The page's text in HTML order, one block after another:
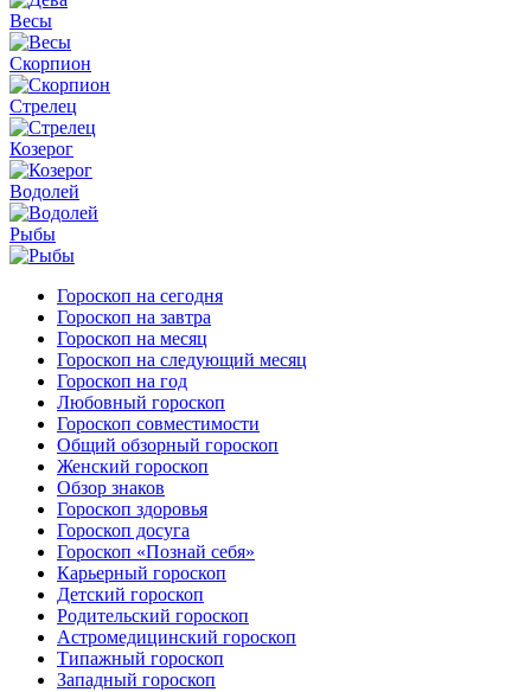
Весы
Скорпион
Стрелец
Козерог
Водолей
Рыбы
Гороскоп на сегодня
Гороскоп на завтра
Гороскоп на месяц
Гороскоп на следующий месяц
Гороскоп на год
Любовный гороскоп
Гороскоп совместимости
Общий обзорный гороскоп
Женский гороскоп
Обзор знаков
Гороскоп здоровья
Гороскоп досуга
Гороскоп «Познай себя»
Карьерный гороскоп
Детский гороскоп
Родительский гороскоп
Астромедицинский гороскоп
Типажный гороскоп
Западный гороскоп